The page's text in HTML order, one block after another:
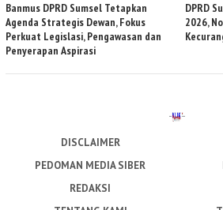
Banmus DPRD Sumsel Tetapkan
Agenda Strategis Dewan, Fokus
Perkuat Legislasi, Pengawasan dan
Penyerapan Aspirasi
DPRD
2026,
DISCLAIMER
PEDOMAN MEDIA SIBER
REDAKSI